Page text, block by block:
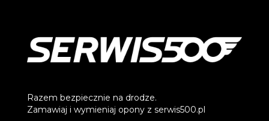
Razem bezpiecznie na drodze.
Zamawiaj i wymieniaj opony z serwis500.pl